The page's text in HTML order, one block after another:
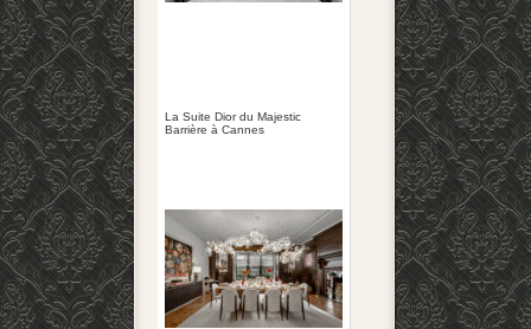
La Suite Dior du Majestic
Barrière à Cannes